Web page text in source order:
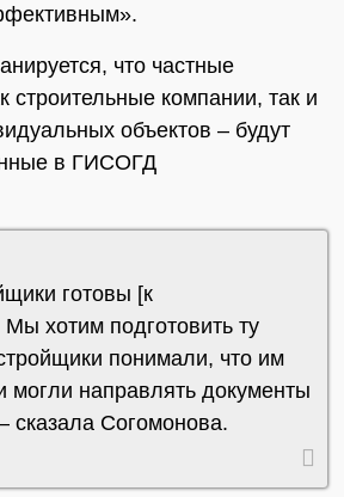
что частные
строительные компании, так и
объектов – будут
в ГИСОГД
готовы [к
хотим подготовить ту
понимали, что им
могли направлять документы
сказала Согомонова.